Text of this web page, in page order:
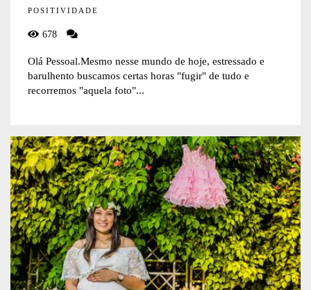
POSITIVIDADE
678
Olá Pessoal.Mesmo nesse mundo de hoje, estressado e
barulhento buscamos certas horas "fugir" de tudo e
recorremos "aquela foto"...